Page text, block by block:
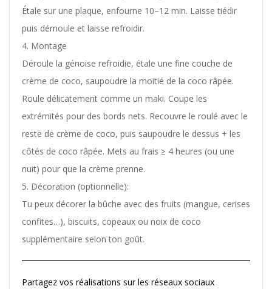
Étale sur une plaque, enfourne 10–12 min. Laisse tiédir
puis démoule et laisse refroidir.
Montage
Déroule la génoise refroidie, étale une fine couche de
crème de coco, saupoudre la moitié de la coco râpée.
Roule délicatement comme un maki. Coupe les
extrémités pour des bords nets. Recouvre le roulé avec le
reste de crème de coco, puis saupoudre le dessus + les
côtés de coco râpée. Mets au frais ≥ 4 heures (ou une
nuit) pour que la crème prenne.
Décoration (optionnelle):
Tu peux décorer la bûche avec des fruits (mangue, cerises
confites…), biscuits, copeaux ou noix de coco
supplémentaire selon ton goût.
Partagez vos réalisations sur les réseaux sociaux